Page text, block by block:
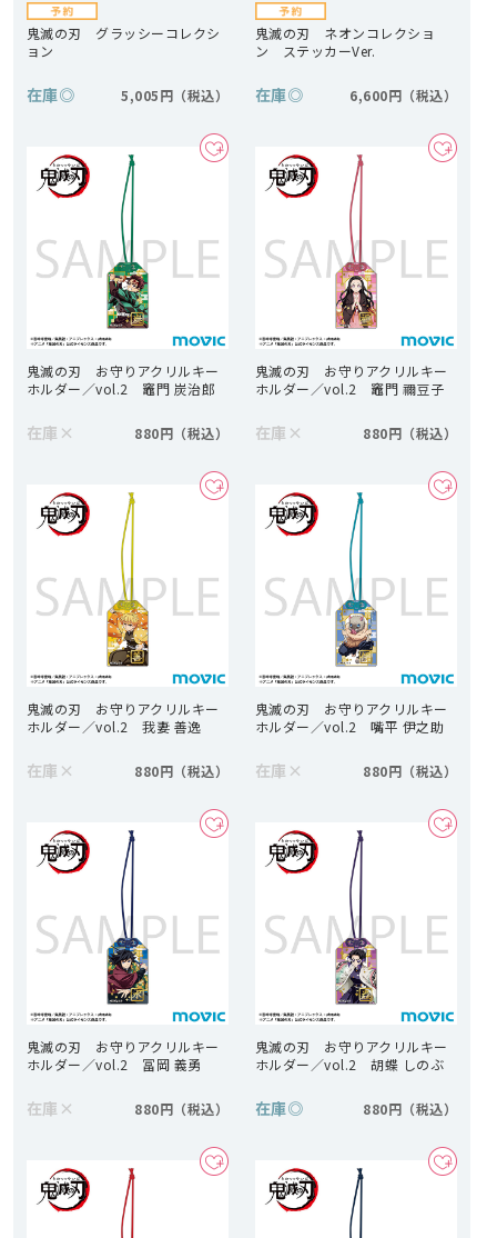
鬼滅の刃 グラッシーコレクシ
ョン
在庫◎ 5,005円
鬼滅の刃 ネオンコレクショ
ン ステッカーVer.
在庫◎ 6,600円
鬼滅の刃 お守りアクリルキー
ホルダー／vol.2 竈門 炭治郎
在庫 × 880円
鬼滅の刃 お守りアクリルキー
ホルダー／vol.2 竈門 禰豆子
在庫 × 880円
鬼滅の刃 お守りアクリルキー
ホルダー／vol.2 我妻 善逸
在庫 × 880円
鬼滅の刃 お守りアクリルキー
ホルダー／vol.2 嘴平 伊之助
在庫 × 880円
鬼滅の刃 お守りアクリルキー
ホルダー／vol.2 冨岡 義勇
在庫 × 880円
鬼滅の刃 お守りアクリルキー
ホルダー／vol.2 胡蝶 しのぶ
在庫◎ 880円